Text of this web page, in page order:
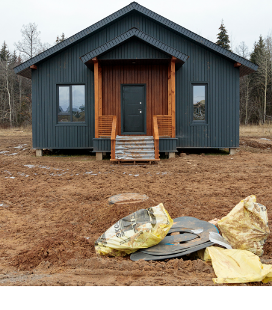
Подготовка материала для монтажа
кровли
Дом по адресу
ул. Столичная, 24